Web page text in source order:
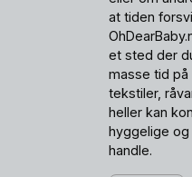
at tiden
et sted der
masse tid
tekstiler,
heller kan
hyggelige
handle.